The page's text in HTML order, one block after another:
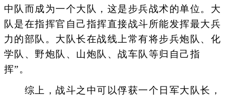
中队而成为一个大队，这是步兵战术的单位。大
队是在指挥官自己指挥直接战斗所能发挥最大兵
力的部队。大队长在战线上常有将步兵炮队、化
学队、野炮队、山炮队、战车队等归自己指
挥”。
综上，战斗之中可以俘获一个日军大队长，